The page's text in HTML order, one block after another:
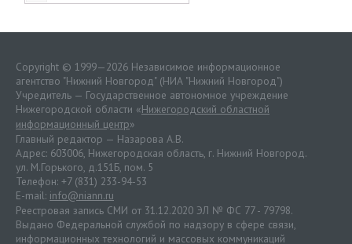
Copyright © 1999—2026 Независимое информационное
агентство "Нижний Новгород" (НИА "Нижний Новгород")
Учредитель — Государственное автономное учреждение
Нижегородской области «Нижегородский областной
информационный центр»
Главный редактор — Назарова А.В.
Адрес: 603006, Нижегородская область, г. Нижний Новгород.
ул. М.Горького, д.151Б, пом. 5
Телефон: +7 (831) 233-94-53
E-mail: info@niann.ru
Реестровая запись СМИ от 31.12.2020 ЭЛ № ФС 77 - 79798.
Выдано Федеральной службой по надзору в сфере связи,
информационных технологий и массовых коммуникаций